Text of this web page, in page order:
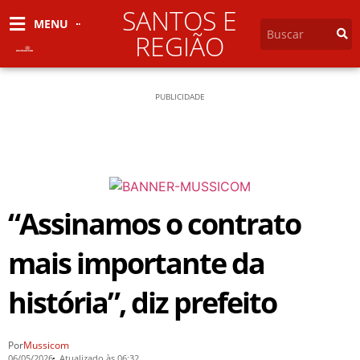
MENU SANTOS E
REGIÃO
PUBLICIDADE
“Assinamos o contrato
mais importante da
história”, diz prefeito
PorMussicom